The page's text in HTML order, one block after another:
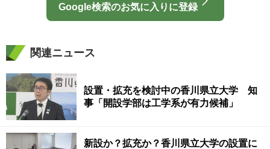
Google検索のお気に入りに登録
関連ニュース
設置・拡充を検討中の香川県立大学 知
事「開設学部は工学系が有力候補」
新設か？拡充か？香川県立大学の設置に